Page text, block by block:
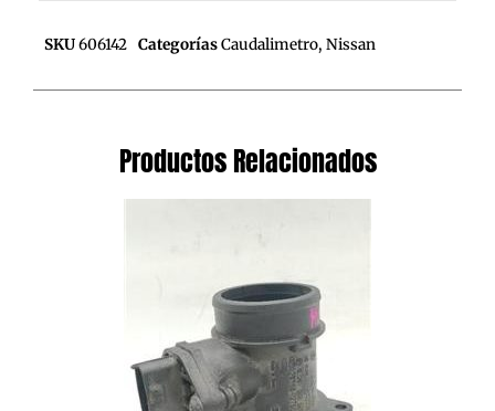
SKU606142 CategoríasCaudalimetro, Nissan
Productos Relacionados